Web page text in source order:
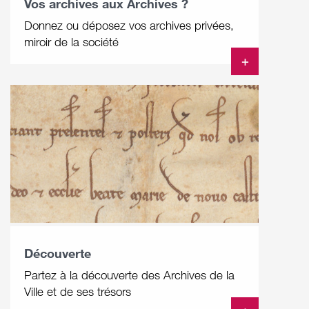
Vos archives aux Archives ?
Donnez ou déposez vos archives privées,
miroir de la société
+
Découverte
Partez à la découverte des Archives de la
Ville et de ses trésors